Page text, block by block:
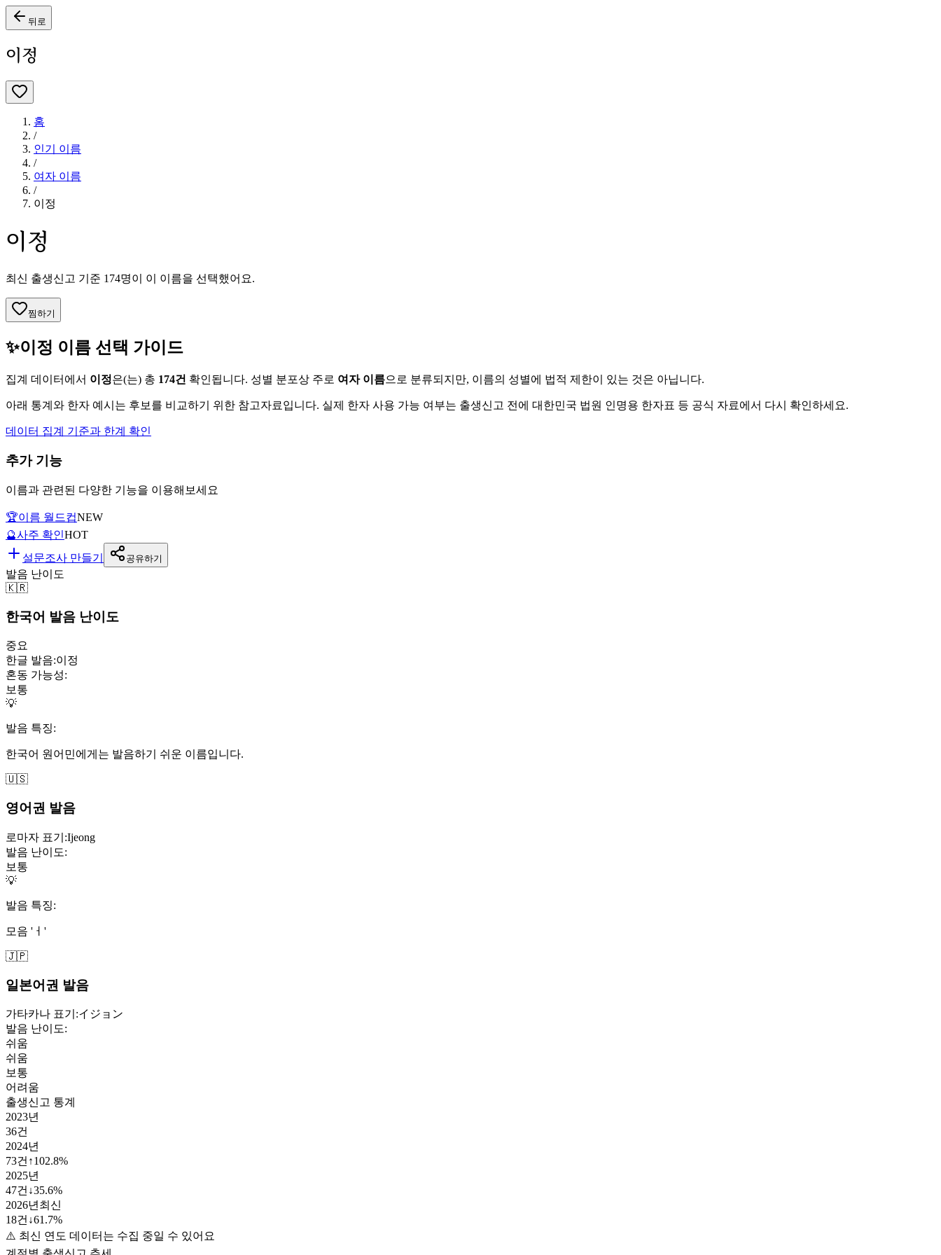
뒤로
이정
홈
/
인기 이름
/
여자 이름
/
이정
이정
최신 출생신고 기준 174명이 이 이름을 선택했어요.
찜하기
✨이정 이름 선택 가이드
집계 데이터에서 이정은(는) 총 174건 확인됩니다. 성별 분포상 주로 여자이름으로 분류되지만, 이름의 성별에 법적 제한이 있는 것은 아닙니다.
아래 통계와 한자 예시는 후보를 비교하기 위한 참고자료입니다. 실제 한자 사용 가능 여부는 출생신고 전에 대한민국 법원 인명용 한자표 등 공식 자료에서 다시 확인하세요.
데이터 집계 기준과 한계 확인
추가 기능
이름과 관련된 다양한 기능을 이용해보세요
🏆이름 월드컵NEW
🔮사주 확인HOT
설문조사 만들기
공유하기
발음 난이도
🇰🇷
한국어 발음 난이도
중요
한글 발음:이정
혼동 가능성:
보통
💡
발음 특징:
한국어 원어민에게는 발음하기 쉬운 이름입니다.
🇺🇸
영어권 발음
로마자 표기:Ijeong
발음 난이도:
보통
💡
발음 특징:
모음 'ㅓ'
🇯🇵
일본어권 발음
가타카나 표기:イジョン
발음 난이도:
쉬움
쉬움
보통
어려움
출생신고 통계
2023년
36건
2024년
73건 ↑102.8%
2025년
47건 ↓35.6%
2026년 최신
18건 ↓61.7%
⚠️ 최신 연도 데이터는 수집 중일 수 있어요